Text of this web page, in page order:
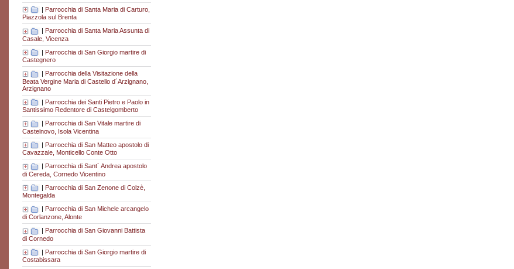
| Parrocchia di Santa Maria di Carturo,
Piazzola sul Brenta
| Parrocchia di Santa Maria Assunta di
Casale, Vicenza
| Parrocchia di San Giorgio martire di
Castegnero
| Parrocchia della Visitazione della
Beata Vergine Maria di Castello d´Arzignano,
Arzignano
| Parrocchia dei Santi Pietro e Paolo in
Santissimo Redentore di Castelgomberto
Parrocchia di San Vitale martire di
Castelnovo, Isola Vicentina
| Parrocchia di San Matteo apostolo di
Cavazzale, Monticello Conte Otto
Parrocchia di Sant´ Andrea apostolo
di Cereda, Cornedo Vicentino
| Parrocchia di San Zenone di Colzè,
Montegalda
Parrocchia di San Michele arcangelo
di Corlanzone, Alonte
| Parrocchia di San Giovanni Battista
di Cornedo
| Parrocchia di San Giorgio martire di
Costabissara